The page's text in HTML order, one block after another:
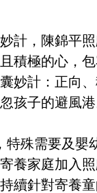
計，陳錦平
積極的心，
妙計：正向
孩子的避風港
殊需要及嬰
養家庭加入
續針對寄養